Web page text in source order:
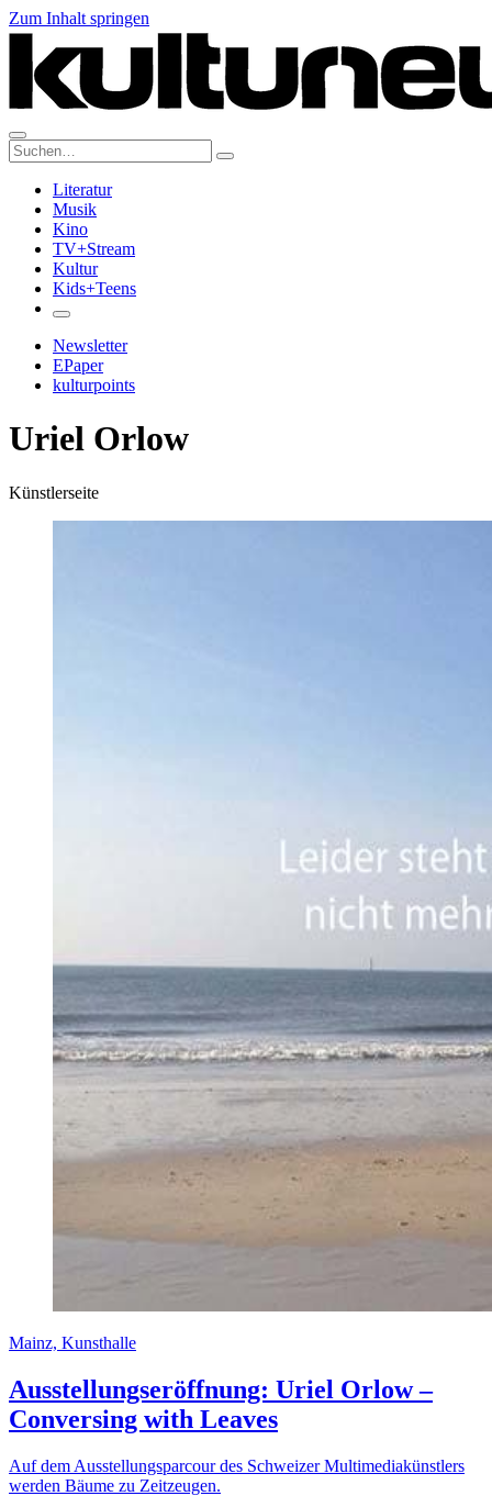
Zum Inhalt springen
Suche:
Literatur
Musik
Kino
TV+Stream
Kultur
Kids+Teens
Newsletter
EPaper
kulturpoints
Uriel Orlow
Künstlerseite
Mainz, Kunsthalle
Ausstellungseröffnung: Uriel Orlow –
Conversing with Leaves
Auf dem Ausstellungsparcour des Schweizer Multimediakünstlers
werden Bäume zu Zeitzeugen.